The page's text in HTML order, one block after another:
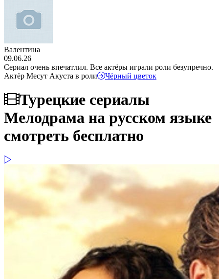
Валентина
09.06.26
Сериал очень впечатлил. Все актёры играли роли безупречно.
Актёр Месут Акуста в роли
Чёрный цветок
Турецкие сериалы
Мелодрама на русском языке
смотреть бесплатно